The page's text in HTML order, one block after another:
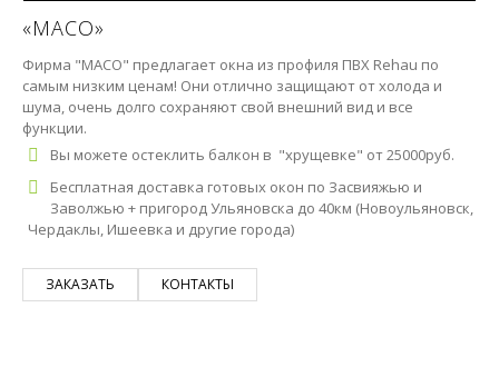
«MACO»
Фирма "MACO" предлагает окна из профиля ПВХ Rehau по
самым низким ценам! Они отлично защищают от холода и
шума, очень долго сохраняют свой внешний вид и все
функции.
Вы можете остеклить балкон в "хрущевке" от 25000руб.
Бесплатная доставка готовых окон по Засвияжью и
Заволжью + пригород Ульяновска до 40км (Новоульяновск,
Чердаклы, Ишеевка и другие города)
ЗАКАЗАТЬ КОНТАКТЫ